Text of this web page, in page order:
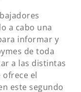
a cabo una
informar y
de toda
a las distintas
el
este segundo